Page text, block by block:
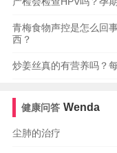
青梅食物声控是怎么回
西？
炒姜丝真的有营养吗？
健康问答 Wenda
尘肺的治疗